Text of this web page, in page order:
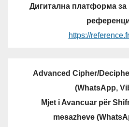
Дигитална платформа
https://
Advanced Cipher/
(WhatsApp,
Mjet i Avancuar për
mesazheve